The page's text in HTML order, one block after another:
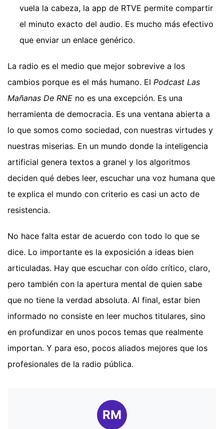
vuela la cabeza, la app de RTVE permite compartir
el minuto exacto del audio. Es mucho más efectivo
que enviar un enlace genérico.
La radio es el medio que mejor sobrevive a los
cambios porque es el más humano. El Podcast Las
Mañanas De RNE no es una excepción. Es una
herramienta de democracia. Es una ventana abierta a
lo que somos como sociedad, con nuestras virtudes y
nuestras miserias. En un mundo donde la inteligencia
artificial genera textos a granel y los algoritmos
deciden qué debes leer, escuchar una voz humana que
te explica el mundo con criterio es casi un acto de
resistencia.
No hace falta estar de acuerdo con todo lo que se
dice. Lo importante es la exposición a ideas bien
articuladas. Hay que escuchar con oído crítico, claro,
pero también con la apertura mental de quien sabe
que no tiene la verdad absoluta. Al final, estar bien
informado no consiste en leer muchos titulares, sino
en profundizar en unos pocos temas que realmente
importan. Y para eso, pocos aliados mejores que los
profesionales de la radio pública.
RM